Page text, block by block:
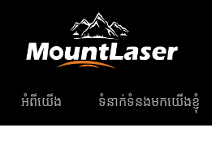
អំពីយើង ទំនាក់ទំនងមកយើងខ្ញុំ